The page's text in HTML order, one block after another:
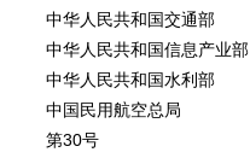
中华人民共和国交通部
中华人民共和国信息产业部
中华人民共和国水利部
中国民用航空总局
第30号